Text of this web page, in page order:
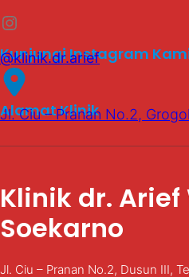
Instagram
Kunjungi Instagram
@klinik.dr.arief
Alamat Klinik
Jl. Ciu – Pranan No.2,
Klinik dr. Arief
Soekarno
Jl. Ciu – Pranan No.2, Dusun III,